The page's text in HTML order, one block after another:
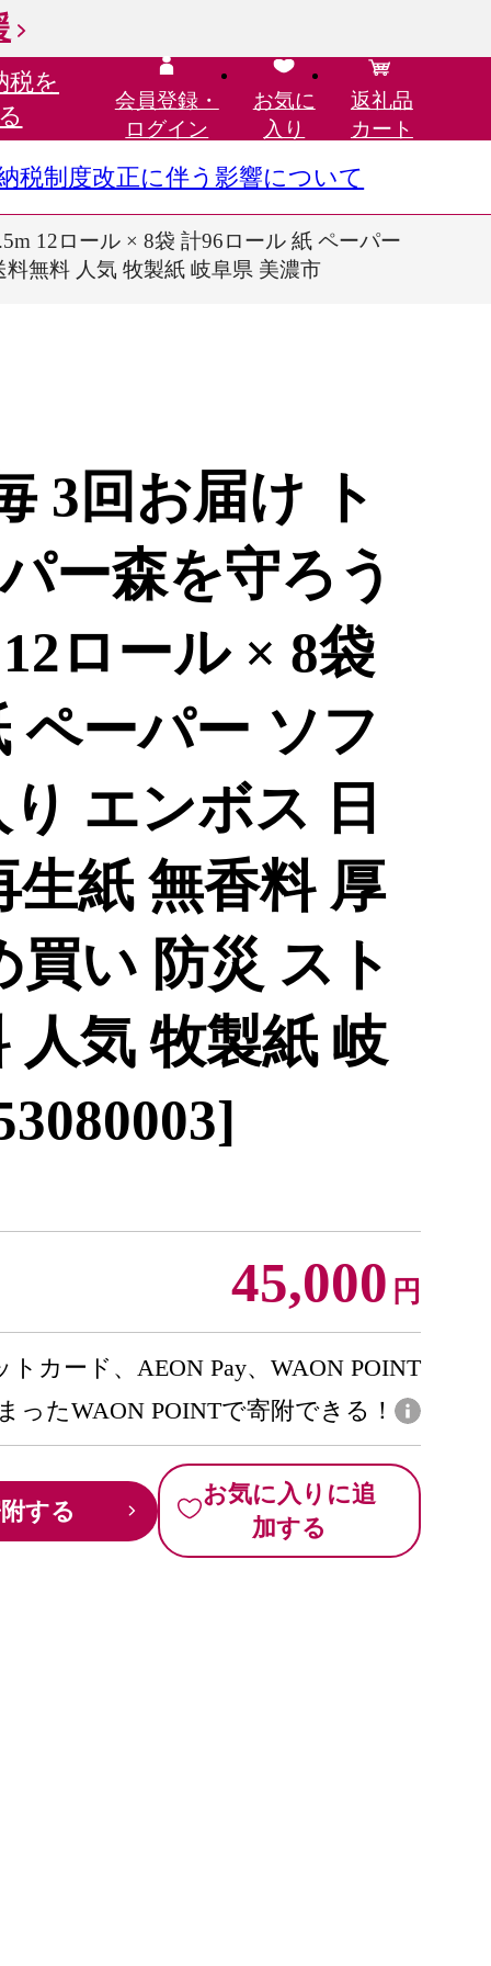
税を
会員登録・
ログイン
お気に
入り
返礼品
カート
税制度改正に伴う影響について
12ロール × 8袋 計96ロール 紙 ペーパー
無料 人気 牧製紙 岐阜県 美濃市
3回お届け ト
ー森を守ろう
ロール × 8袋
ペーパー ソフ
エンボス 日
生紙 無香料 厚
い 防災 スト
人気 牧製紙 岐
45,000 円
トカード、AEON Pay、WAON POINT
ったWAON POINTで寄附できる！
する
お気に入りに追
加する